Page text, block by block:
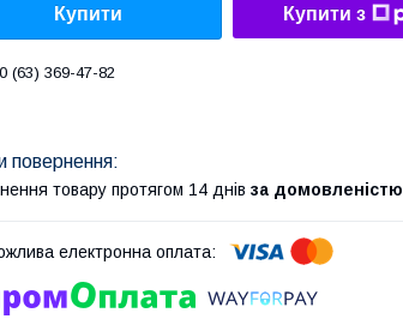
Купити Купити з
(63) 369-47-82
товару протягом 14 днів за домовленістю